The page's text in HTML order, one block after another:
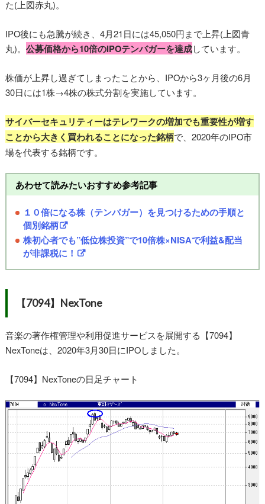
た(上図赤丸)。
IPO後にも急騰が続き、4月21日には45,050円まで上昇(上図青
丸)。 公募価格から10倍のIPOテンバガーを達成しています。
株価が上昇し過ぎてしまったことから、IPOから3ヶ月後の6月
30日には1株→4株の株式分割を実施しています。
サイバーセキュリティーはテレワークの増加でも重要性が増す
ことから大きく買われることになった銘柄で、2020年のIPO市
場を代表する銘柄です。
あわせて読みたいおすすめ参考記事
１０倍になる株（テンバガー）を見つけるための手順と
個別銘柄
株初心者でも”低位株投資”で10倍株×NISAで利益&配当
が非課税に！
【7094】NexTone
音楽の著作権管理や利用促進サービスを展開する【7094】
NexToneは、2020年3月30日にIPOしました。
【7094】NexToneの日足チャート